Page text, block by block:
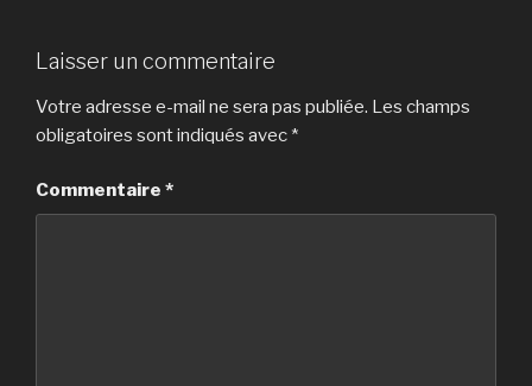
Laisser un commentaire
Votre adresse e-mail ne sera pas publiée. Les champs
obligatoires sont indiqués avec *
Commentaire *